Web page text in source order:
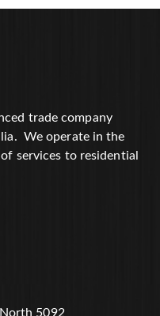
trade company
We operate in the
services to residential
5092